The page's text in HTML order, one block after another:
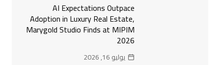
AI Expectations Outpace
Adoption in Luxury Real Estate,
Marygold Studio Finds at MIPIM
2026
يوليو 16, 2026